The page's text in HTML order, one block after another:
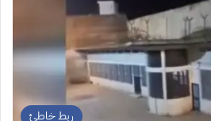
ربط خاطئ